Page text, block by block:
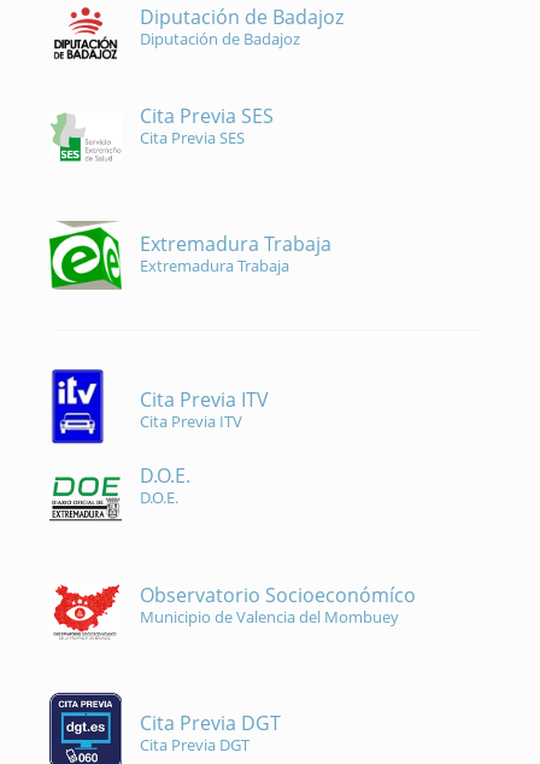
Diputación de Badajoz
Diputación de Badajoz
Cita Previa SES
Cita Previa SES
Extremadura Trabaja
Extremadura Trabaja
Cita Previa ITV
Cita Previa ITV
D.O.E.
D.O.E.
Observatorio Socioeconómíco
Municipio de Valencia del Mombuey
Cita Previa DGT
Cita Previa DGT